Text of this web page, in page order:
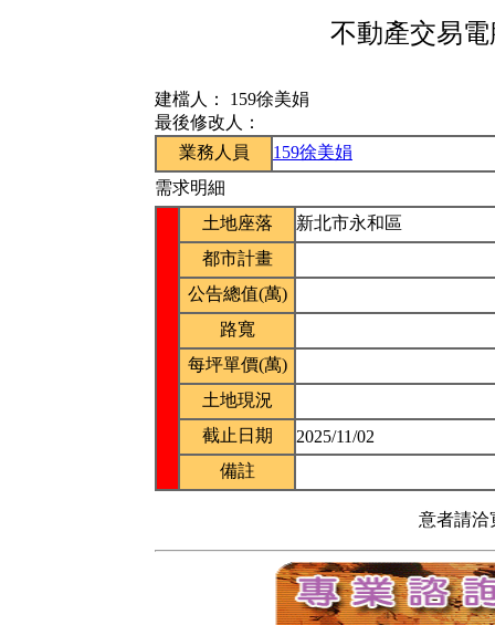
不動產交易
建檔人： 159徐美娟
最後修改人：
業務人員
159徐美娟
需求明細
土地座落
新北市永和區
都市計畫
公告總值(萬)
路寬
每坪單價(萬)
土地現況
截止日期
2025/11/02
備註
意者請洽